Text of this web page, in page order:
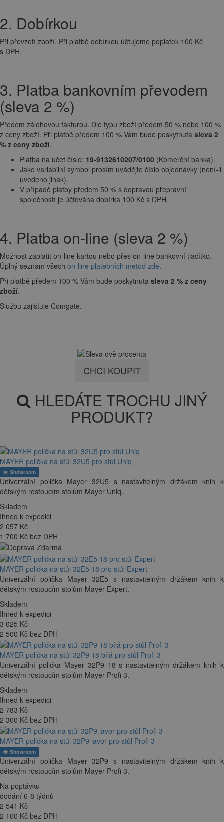
2. Dobírkou
Při převzetí zboží. Při platbě dobírkou účtujeme poplatek 100 Kč
s DPH.
3. Platba bankovním převodem
(sleva 2 %)
Předem zálohovou fakturou. Dle typu zboží předem 50 % nebo 100 %
z ceny zboží. Při platbě předem 100 % Vám bude poskytnuta sleva 2
% z ceny zboží.
Platba na účet číslo: 19-9132610207/0100 (Komerční banka).
Jako variabilní symbol prosím uvádějte číslo objednávky (není-li
uvedeno jinak).
V případě platby předem 50 % s dopravou přepravní
společností je účtována dobírka 100 Kč s DPH.
4. Platba on-line (sleva 2 %)
Možnost zaplatit on-line kartou nebo přes on-line bankovní tlačítko.
Úplný seznam všech on-line platebních metod zde.
Při platbě předem 100 % Vám bude poskytnuta sleva 2 % z ceny
zboží.
Službu zajišťuje Comgate.
CHCI KOUPIT
HLEDÁTE TROCHU JINÝ
PRODUKT?
MAYER polička na stůl 32U5 pro stůl Uniq
Showroom
Univerzální polička Mayer 32U5 s nastavitelným držákem knih k
dětským rostoucím stolům Mayer Uniq.
Skladem
Ihned k expedici
2 057 Kč
1 700 Kč bez DPH
MAYER polička na stůl 32E5 18 pro stůl Expert
Univerzální polička Mayer 32E5 s nastavitelným držákem knih k
dětským rostoucím stolům Mayer Expert.
Skladem
Ihned k expedici
3 025 Kč
2 500 Kč bez DPH
MAYER polička na stůl 32P9 18 bílá pro stůl Profi 3
Univerzální polička Mayer 32P9 18 s nastavitelným držákem knih k
dětským rostoucím stolům Mayer Profi 3.
Skladem
Ihned k expedici
2 783 Kč
2 300 Kč bez DPH
MAYER polička na stůl 32P9 javor pro stůl Profi 3
Showroom
Univerzální polička Mayer 32P9 s nastavitelným držákem knih k
dětským rostoucím stolům Mayer Profi 3.
Na poptávku
dodání 6-8 týdnů
2 541 Kč
2 100 Kč bez DPH